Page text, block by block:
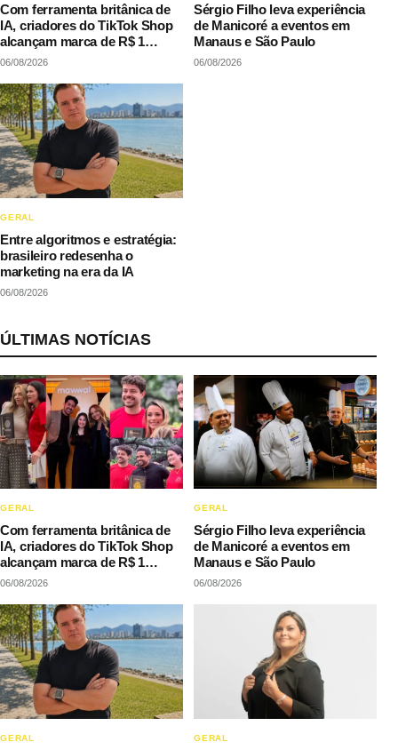
Com ferramenta britânica de
IA, criadores do TikTok Shop
alcançam marca de R$ 1
milhão em vendas sem
06/08/2026
Sérgio Filho leva experiência
de Manicoré a eventos em
Manaus e São Paulo
06/08/2026
GERAL
Entre algoritmos e estratégia:
brasileiro redesenha o
marketing na era da IA
06/08/2026
ÚLTIMAS NOTÍCIAS
GERAL
Com ferramenta britânica de
IA, criadores do TikTok Shop
alcançam marca de R$ 1
milhão em vendas sem
06/08/2026
GERAL
Sérgio Filho leva experiência
de Manicoré a eventos em
Manaus e São Paulo
06/08/2026
GERAL GERAL